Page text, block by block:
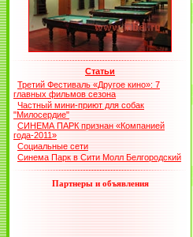
Статьи
Третий Фестиваль «Другое кино»: 7
главных фильмов сезона
Частный мини-приют для собак
"Милосердие"
СИНЕМА ПАРК признан «Компанией
года-2011»
Социальные сети
Синема Парк в Сити Молл Белгородский
Партнеры и объявления